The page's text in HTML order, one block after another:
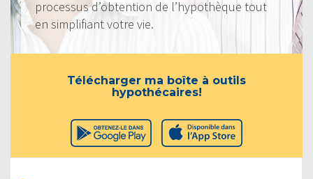
processus d’obtention de l’hypothèque tout
en simplifiant votre vie.
Télécharger ma boîte à outils
hypothécaires!